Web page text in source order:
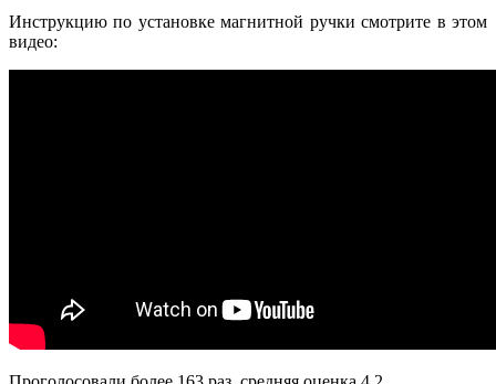
Инструкцию по установке магнитной ручки смотрите в этом
видео: